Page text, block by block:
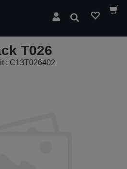
Rechercher
T026
: C13T026402